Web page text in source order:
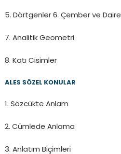
5. Dörtgenler 6. Çember ve Daire
7. Analitik Geometri
8. Katı Cisimler
ALES SÖZEL KONULAR
1. Sözcükte Anlam
2. Cümlede Anlama
3. Anlatım Biçimleri